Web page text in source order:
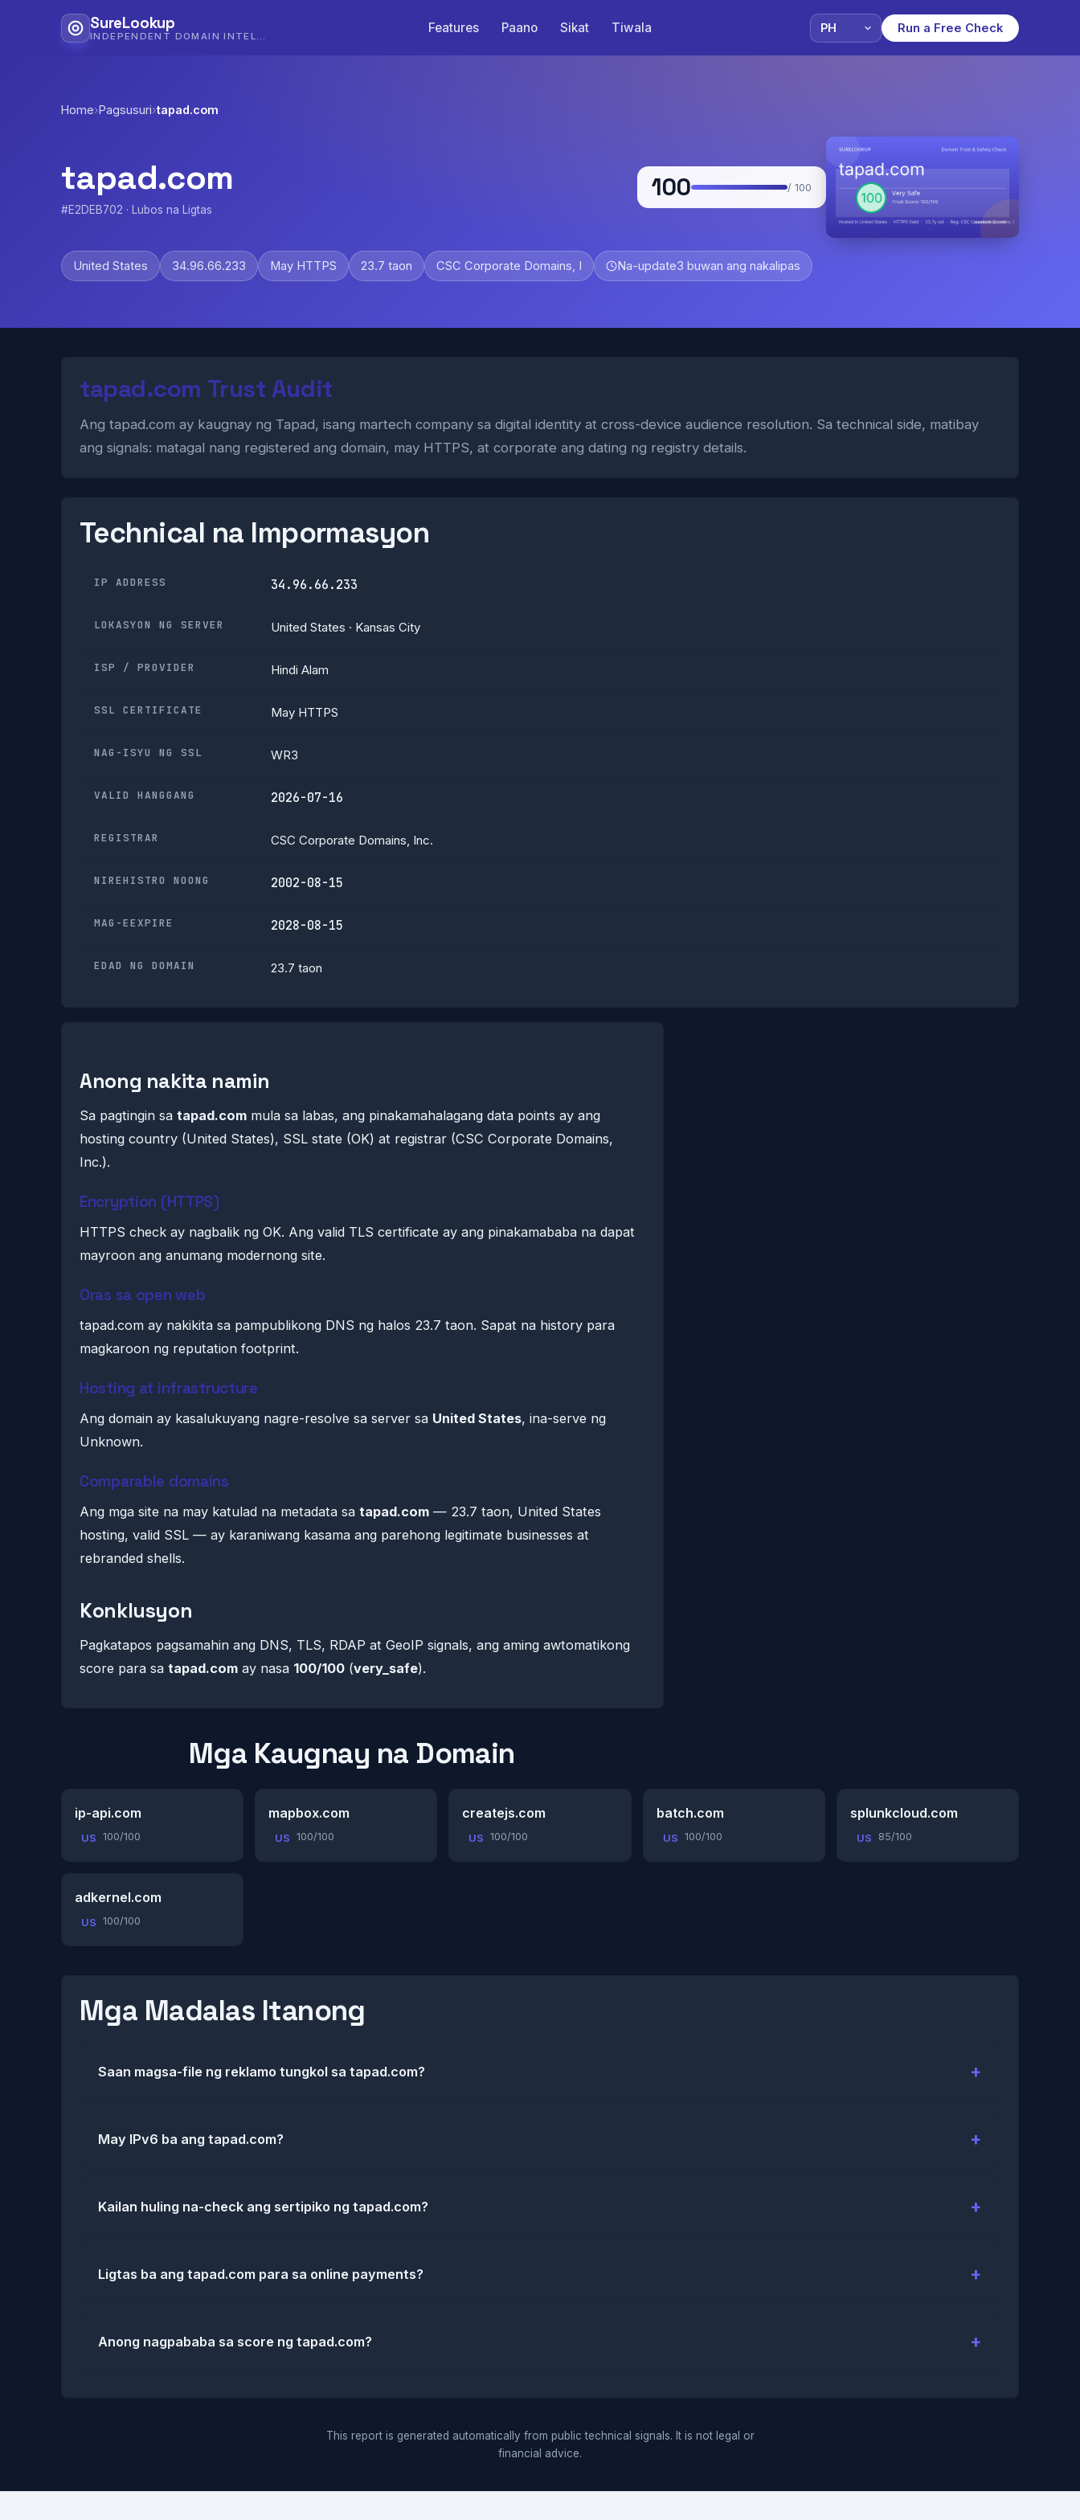
SureLookup Features Paano Sikat Tiwala Run a Free Check
Home›Pagsusuri›tapad.com
tapad.com
#E2DEB702 · Lubos na Ligtas
100 / 100
United States 34.96.66.233 May HTTPS 23.7 taon CSC Corporate Domains, I Na-update3 buwan ang nakalipas
tapad.com Trust Audit
Ang tapad.com ay kaugnay ng Tapad, isang martech company sa digital identity at cross-device audience resolution. Sa technical side, matibay
ang signals: matagal nang registered ang domain, may HTTPS, at corporate ang dating ng registry details.
Technical na Impormasyon
IP ADDRESS 34.96.66.233
LOKASYON NG SERVER United States · Kansas City
ISP / PROVIDER Hindi Alam
SSL CERTIFICATE May HTTPS
NAG-ISYU NG SSL WR3
VALID HANGGANG 2026-07-16
REGISTRAR CSC Corporate Domains, Inc.
NIREHISTRO NOONG 2002-08-15
MAG-EEXPIRE 2028-08-15
EDAD NG DOMAIN 23.7 taon
Anong nakita namin
Sa pagtingin sa tapad.com mula sa labas, ang pinakamahalagang data points ay ang
hosting country (United States), SSL state (OK) at registrar (CSC Corporate Domains,
Inc.).
Encryption (HTTPS)
HTTPS check ay nagbalik ng OK. Ang valid TLS certificate ay ang pinakamababa na dapat
mayroon ang anumang modernong site.
Oras sa open web
tapad.com ay nakikita sa pampublikong DNS ng halos 23.7 taon. Sapat na history para
magkaroon ng reputation footprint.
Hosting at infrastructure
Ang domain ay kasalukuyang nagre-resolve sa server sa United States, ina-serve ng
Unknown.
Comparable domains
Ang mga site na may katulad na metadata sa tapad.com — 23.7 taon, United States
hosting, valid SSL — ay karaniwang kasama ang parehong legitimate businesses at
rebranded shells.
Konklusyon
Pagkatapos pagsamahin ang DNS, TLS, RDAP at GeoIP signals, ang aming awtomatikong
score para sa tapad.com ay nasa 100/100 (very_safe).
Mga Kaugnay na Domain
ip-api.com
US 100/100
mapbox.com
US 100/100
createjs.com
US 100/100
batch.com
US 100/100
splunkcloud.com
US 85/100
adkernel.com
US 100/100
Mga Madalas Itanong
Saan magsa-file ng reklamo tungkol sa tapad.com?
May IPv6 ba ang tapad.com?
Kailan huling na-check ang sertipiko ng tapad.com?
Ligtas ba ang tapad.com para sa online payments?
Anong nagpababa sa score ng tapad.com?
This report is generated automatically from public technical signals. It is not legal or
financial advice.